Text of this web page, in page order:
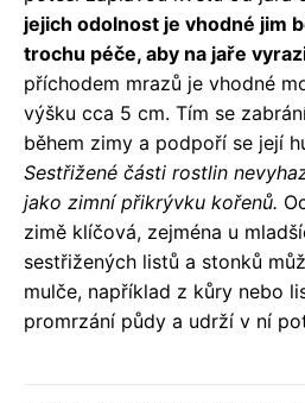
jejich odolnost je vhodné jim
trochu péče, aby na jaře
příchodem mrazů je vhodné
výšku cca 5 cm. Tím se
během zimy a podpoří se její
Sestřižené části rostlin
jako zimní přikrývku kořenů.
zimě klíčová, zejména u
sestřižených listů a stonků
mulče, například z kůry nebo
promrzání půdy a udrží v ní